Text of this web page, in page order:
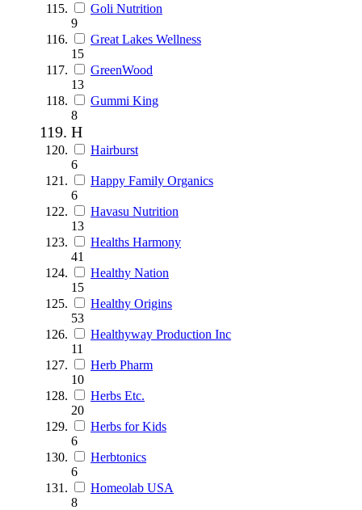
Goli Nutrition
9
Great Lakes Wellness
15
GreenWood
13
Gummi King
8
H
Hairburst
6
Happy Family Organics
6
Havasu Nutrition
13
Healths Harmony
41
Healthy Nation
15
Healthy Origins
53
Healthyway Production Inc
11
Herb Pharm
10
Herbs Etc.
20
Herbs for Kids
6
Herbtonics
6
Homeolab USA
8